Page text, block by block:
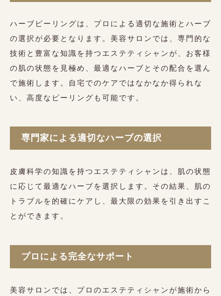
ハーブピーリングは、プロによる適切な施術とハーブ
の選択が必要となります。美容サロンでは、専門的な
技術と豊富な知識を持つエステティシャンが、お客様
の肌の状態を見極め、最適なハーブとその配合を選ん
で施術します。自宅でのケアではなかなか得られな
い、高度なピーリングも可能です。
専門家による適切なハーブの選択
皮膚科学の知識を持つエステティシャンは、肌の状態
に応じて最適なハーブを選択します。その結果、肌の
トラブルを的確にケアし、最大限の効果を引き出すこ
とができます。
プロによる完全なサポート
美容サロンでは、プロのエステティシャンが施術から